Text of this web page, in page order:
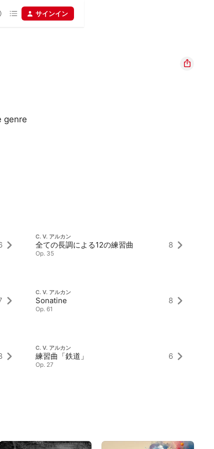
サインイン
genre
C. V. アルカン
全ての長調による12の練習曲
Op. 35
8
C. V. アルカン
Sonatine
Op. 61
8
C. V. アルカン
練習曲「鉄道」
Op. 27
6